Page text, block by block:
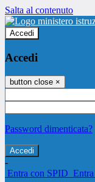
Salta al contenuto
Accedi
Accedi
button close ×
Password dimenticata?
-
Entra con SPID